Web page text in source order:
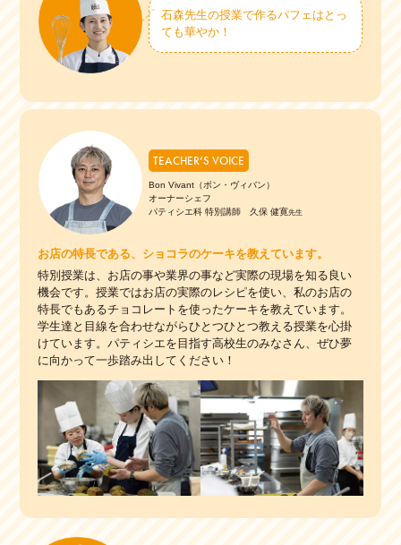
石森先生の授業で作るパフェはとっ
ても華やか！
TEACHER’S VOICE
Bon Vivant（ボン・ヴィバン）
オーナーシェフ
パティシエ科 特別講師 久保 健寛先生
お店の特長である、ショコラのケーキを教えています。
特別授業は、お店の事や業界の事など実際の現場を知る良い
機会です。授業ではお店の実際のレシピを使い、私のお店の
特長でもあるチョコレートを使ったケーキを教えています。
学生達と目線を合わせながらひとつひとつ教える授業を心掛
けています。パティシエを目指す高校生のみなさん、ぜひ夢
に向かって一歩踏み出してください！